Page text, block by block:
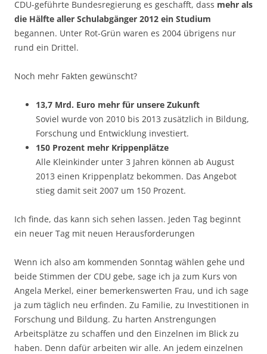
CDU-geführte Bundesregierung es geschafft, dass mehr als
die Hälfte aller Schulabgänger 2012 ein Studium
begannen. Unter Rot-Grün waren es 2004 übrigens nur
rund ein Drittel.
Noch mehr Fakten gewünscht?
13,7 Mrd. Euro mehr für unsere Zukunft
Soviel wurde von 2010 bis 2013 zusätzlich in Bildung,
Forschung und Entwicklung investiert.
150 Prozent mehr Krippenplätze
Alle Kleinkinder unter 3 Jahren können ab August
2013 einen Krippenplatz bekommen. Das Angebot
stieg damit seit 2007 um 150 Prozent.
Ich finde, das kann sich sehen lassen. Jeden Tag beginnt
ein neuer Tag mit neuen Herausforderungen
Wenn ich also am kommenden Sonntag wählen gehe und
beide Stimmen der CDU gebe, sage ich ja zum Kurs von
Angela Merkel, einer bemerkenswerten Frau, und ich sage
ja zum täglich neu erfinden. Zu Familie, zu Investitionen in
Forschung und Bildung. Zu harten Anstrengungen
Arbeitsplätze zu schaffen und den Einzelnen im Blick zu
haben. Denn dafür arbeiten wir alle. An jedem einzelnen